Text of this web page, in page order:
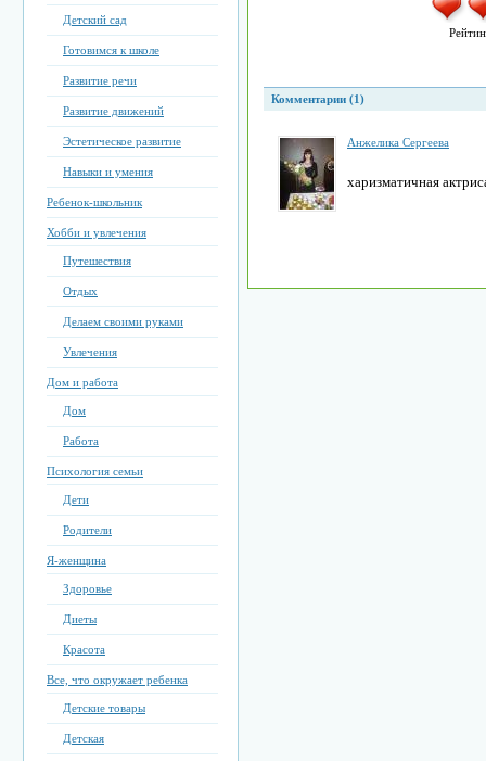
Детский сад
Готовимся к школе
Развитие речи
Развитие движений
Эстетическое развитие
Навыки и умения
Ребенок-школьник
Хобби и увлечения
Путешествия
Отдых
Делаем своими руками
Увлечения
Дом и работа
Дом
Работа
Психология семьи
Дети
Родители
Я-женщина
Здоровье
Диеты
Красота
Все, что окружает ребенка
Детские товары
Детская
Комментарии (1)
Анжелика Сергеева
харизматичная